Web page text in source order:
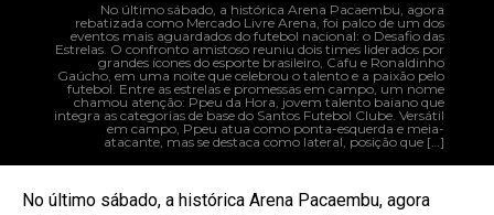
No último sábado, a histórica Arena Pacaembu, agora
rebatizada como Mercado Livre Arena, foi palco de um dos
eventos mais aguardados do futebol nacional: o Desafio das
Estrelas. O confronto amistoso reuniu dois times liderados por
grandes ícones do esporte brasileiro, Cafu e Ronaldinho
Gaúcho, em uma noite que celebrou o talento e a paixão pelo
futebol. Entre as estrelas e promessas em campo, um nome
chamou atenção: Ppeu da Hora, jovem talento baiano que
integra as categorias de base do Santos Futebol Clube. Versátil
em campo, Ppeu atua como ponta-esquerda e meia-
atacante, mas se destaca como lateral, posição que […]
No último sábado, a histórica Arena Pacaembu, agora